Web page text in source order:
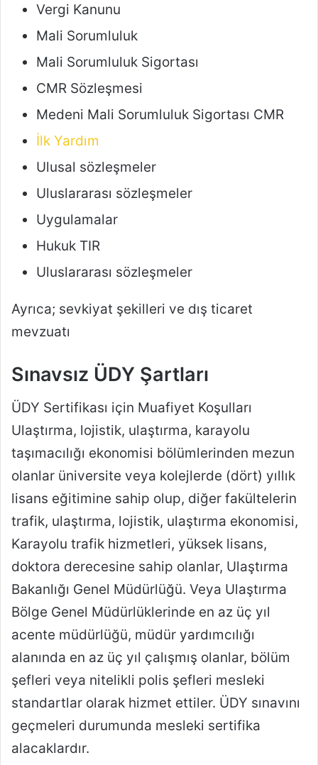
Vergi Kanunu
Mali Sorumluluk
Mali Sorumluluk Sigortası
CMR Sözleşmesi
Medeni Mali Sorumluluk Sigortası CMR
İlk Yardım
Ulusal sözleşmeler
Uluslararası sözleşmeler
Uygulamalar
Hukuk TIR
Uluslararası sözleşmeler
Ayrıca; sevkiyat şekilleri ve dış ticaret
mevzuatı
Sınavsız ÜDY Şartları
ÜDY Sertifikası için Muafiyet Koşulları
Ulaştırma, lojistik, ulaştırma, karayolu
taşımacılığı ekonomisi bölümlerinden mezun
olanlar üniversite veya kolejlerde (dört) yıllık
lisans eğitimine sahip olup, diğer fakültelerin
trafik, ulaştırma, lojistik, ulaştırma ekonomisi,
Karayolu trafik hizmetleri, yüksek lisans,
doktora derecesine sahip olanlar, Ulaştırma
Bakanlığı Genel Müdürlüğü. Veya Ulaştırma
Bölge Genel Müdürlüklerinde en az üç yıl
acente müdürlüğü, müdür yardımcılığı
alanında en az üç yıl çalışmış olanlar, bölüm
şefleri veya nitelikli polis şefleri mesleki
standartlar olarak hizmet ettiler. ÜDY sınavını
geçmeleri durumunda mesleki sertifika
alacaklardır.